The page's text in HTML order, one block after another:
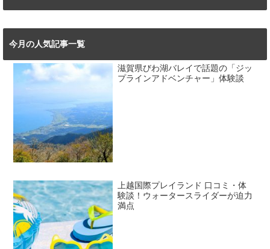
今月の人気記事一覧
滋賀県びわ湖バレイで話題の「ジッ
プラインアドベンチャー」体験談
上越国際プレイランド 口コミ・体
験談！ウォータースライダーが迫力
満点